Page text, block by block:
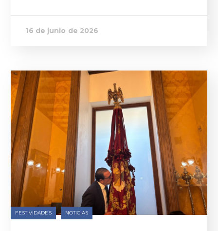
16 de junio de 2026
FESTIVIDADES NOTICIAS